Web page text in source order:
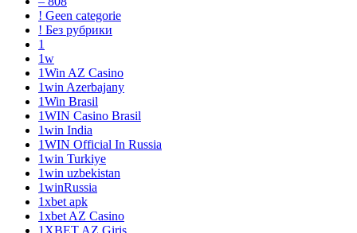
! Geen categorie
! Без рубрики
1
1w
1Win AZ Casino
1win Azerbajany
1Win Brasil
1WIN Casino Brasil
1win India
1WIN Official In Russia
1win Turkiye
1win uzbekistan
1winRussia
1xbet apk
1xbet AZ Casino